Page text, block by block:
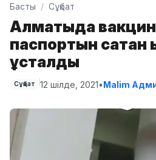
Басты Сұқбат
Алматыда
паспортын сатқан
ұсталды
Сұқбат 12 шілде, 2021•Malim